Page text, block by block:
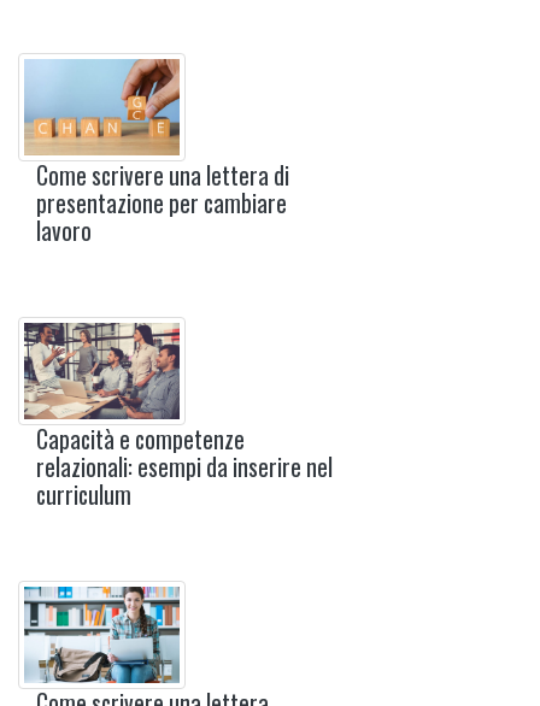
Come scrivere una lettera di
presentazione per cambiare
lavoro
Capacità e competenze
relazionali: esempi da inserire nel
curriculum